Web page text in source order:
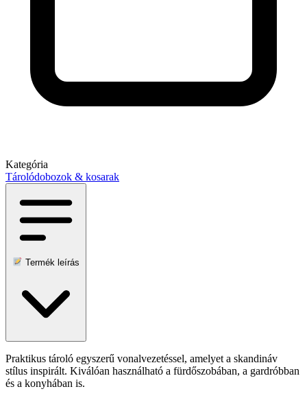
Kategória
Tárolódobozok & kosarak
Termék leírás
Praktikus tároló egyszerű vonalvezetéssel, amelyet a skandináv
stílus inspirált. Kiválóan használható a fürdőszobában, a gardróbban
és a konyhában is.